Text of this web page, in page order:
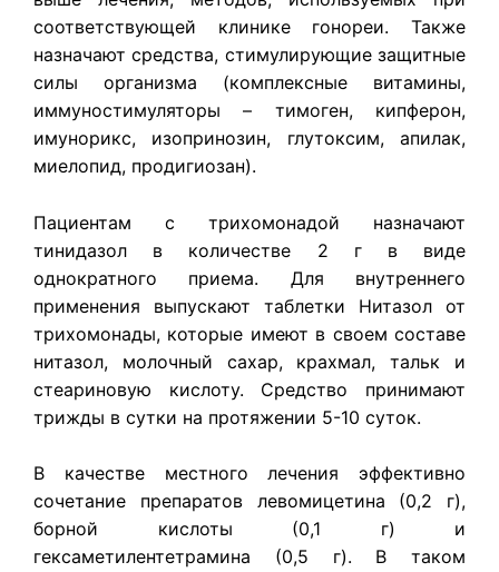
соответствующей клинике гонореи. Также
назначают средства, стимулирующие защитные
силы организма (комплексные витамины,
иммуностимуляторы – тимоген, кипферон,
имунорикс, изопринозин, глутоксим, апилак,
миелопид, продигиозан).
Пациентам с трихомонадой назначают
тинидазол в количестве 2 г в виде
однократного приема. Для внутреннего
применения выпускают таблетки Нитазол от
трихомонады, которые имеют в своем составе
нитазол, молочный сахар, крахмал, тальк и
стеариновую кислоту. Средство принимают
трижды в сутки на протяжении 5-10 суток.
В качестве местного лечения эффективно
сочетание препаратов левомицетина (0,2 г),
борной кислоты (0,1 г) и
гексаметилентетрамина (0,5 г). В таком